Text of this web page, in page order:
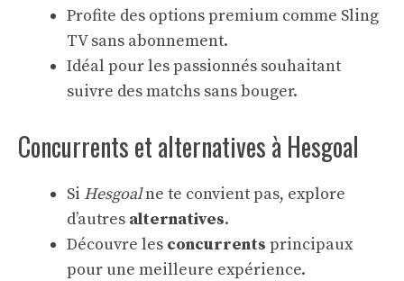
Profite des options premium comme Sling
TV sans abonnement.
Idéal pour les passionnés souhaitant
suivre des matchs sans bouger.
Concurrents et alternatives à Hesgoal
Si Hesgoalne te convient pas, explore
d’autres alternatives.
Découvre les concurrents principaux
pour une meilleure expérience.